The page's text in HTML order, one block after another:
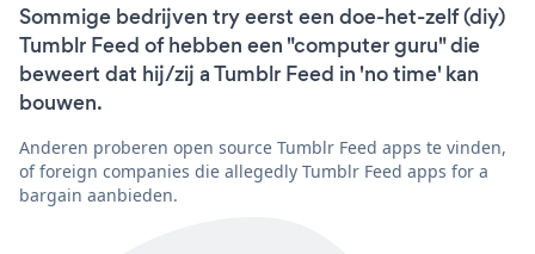
Sommige bedrijven try eerst een doe-het-zelf (diy)
Tumblr Feed of hebben een "computer guru" die
beweert dat hij/zij a Tumblr Feed in 'no time' kan
bouwen.
Anderen proberen open source Tumblr Feed apps te vinden,
of foreign companies die allegedly Tumblr Feed apps for a
bargain aanbieden.